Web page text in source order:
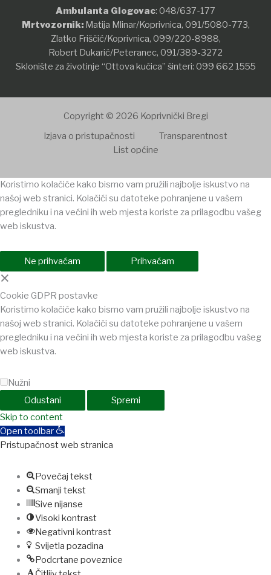
Ambulanta Glogovac: 048/637-177
Mrtvozornik:Matija Mlinar/Koprivnica, 091/5080-773,
Zlatko Friščić/Koprivnica, 099/220-8988,
Robert Dukarić/Peteranec, 091/389-3272
Sklonište za životinje “Ottova kućica” šinteri: 099 662 1555
Copyright © 2026 Koprivnički Bregi
Izjava o pristupačnosti
Transparentnost
List općine
Koristimo kolačiće kako bismo vam pružili najbolje iskustvo na
našoj web stranici. Kolačići su datoteke pohranjene u vašem
pregledniku i na većini ih web mjesta koriste za prilagodbu vašeg
web iskustva.
Ne prihvaćam Prihvaćam
×
Cookie GDPR postavke
Koristimo kolačiće kako bismo vam pružili najbolje iskustvo na
našoj web stranici. Kolačići su datoteke pohranjene u vašem
pregledniku i na većini ih web mjesta koriste za prilagodbu vašeg
web iskustva.
Nužni
Odustani
Spremi
Skip to content
Open toolbar
Pristupačnost web stranica
Povećaj tekst
Smanji tekst
Sive nijanse
Visoki kontrast
Negativni kontrast
Svijetla pozadina
Podcrtane poveznice